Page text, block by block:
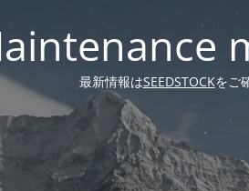
最新情報はSEEDSTOCKをご